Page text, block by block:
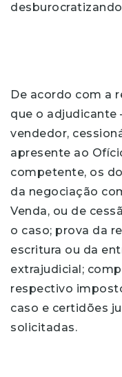
De acordo com a
que o adjudicante
vendedor,
apresente ao
competente, os
da negociação
Venda, ou de
o caso; prova da
escritura ou da
extrajudicial;
respectivo
caso e certidões
solicitadas.